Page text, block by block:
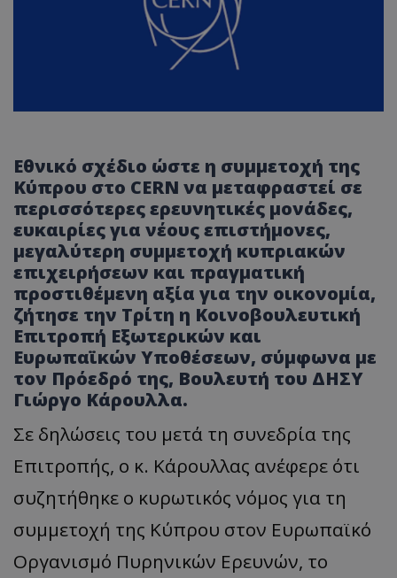
Εθνικό σχέδιο ώστε η συμμετοχή της
Κύπρου στο CERN να μεταφραστεί σε
περισσότερες ερευνητικές μονάδες,
ευκαιρίες για νέους επιστήμονες,
μεγαλύτερη συμμετοχή κυπριακών
επιχειρήσεων και πραγματική
προστιθέμενη αξία για την οικονομία,
ζήτησε την Τρίτη η Κοινοβουλευτική
Επιτροπή Εξωτερικών και
Ευρωπαϊκών Υποθέσεων, σύμφωνα με
τον Πρόεδρό της, Βουλευτή του ΔΗΣΥ
Γιώργο Κάρουλλα.
Σε δηλώσεις του μετά τη συνεδρία της
Επιτροπής, ο κ. Κάρουλλας ανέφερε ότι
συζητήθηκε ο κυρωτικός νόμος για τη
συμμετοχή της Κύπρου στον Ευρωπαϊκό
Οργανισμό Πυρηνικών Ερευνών, το